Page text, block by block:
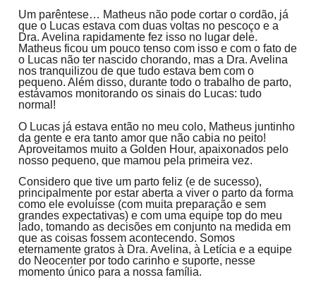
Um parêntese… Matheus não pode cortar o cordão, já
que o Lucas estava com duas voltas no pescoço e a
Dra. Avelina rapidamente fez isso no lugar dele.
Matheus ficou um pouco tenso com isso e com o fato de
o Lucas não ter nascido chorando, mas a Dra. Avelina
nos tranquilizou de que tudo estava bem com o
pequeno. Além disso, durante todo o trabalho de parto,
estávamos monitorando os sinais do Lucas: tudo
normal!
O Lucas já estava então no meu colo, Matheus juntinho
da gente e era tanto amor que não cabia no peito!
Aproveitamos muito a Golden Hour, apaixonados pelo
nosso pequeno, que mamou pela primeira vez.
Considero que tive um parto feliz (e de sucesso),
principalmente por estar aberta a viver o parto da forma
como ele evoluísse (com muita preparação e sem
grandes expectativas) e com uma equipe top do meu
lado, tomando as decisões em conjunto na medida em
que as coisas fossem acontecendo. Somos
eternamente gratos à Dra. Avelina, à Letícia e a equipe
do Neocenter por todo carinho e suporte, nesse
momento único para a nossa família.